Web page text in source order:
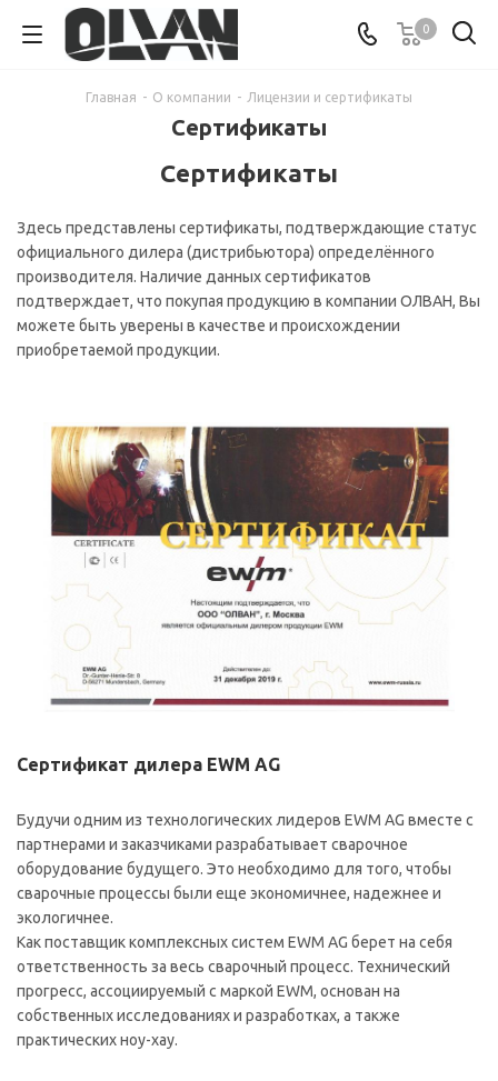
0
Главная - О компании - Лицензии и сертификаты
Сертификаты
Сертификаты
Здесь представлены сертификаты, подтверждающие статус
официального дилера (дистрибьютора) определённого
производителя. Наличие данных сертификатов
подтверждает, что покупая продукцию в компании ОЛВАН, Вы
можете быть уверены в качестве и происхождении
приобретаемой продукции.
Сертификат дилера EWM AG
Будучи одним из технологических лидеров EWM AG вместе с
партнерами и заказчиками разрабатывает сварочное
оборудование будущего. Это необходимо для того, чтобы
сварочные процессы были еще экономичнее, надежнее и
экологичнее.
Как поставщик комплексных систем EWM AG берет на себя
ответственность за весь сварочный процесс. Технический
прогресс, ассоциируемый с маркой EWM, основан на
собственных исследованиях и разработках, а также
практических ноу-хау.